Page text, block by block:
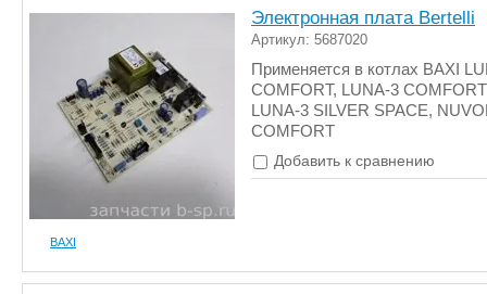
BAXI
Электронная плата Bertelli
Артикул: 5687020
Применяется в котлах BAXI
COMFORT, LUNA-3
LUNA-3 SILVER SPACE,
COMFORT
Добавить к сравнению